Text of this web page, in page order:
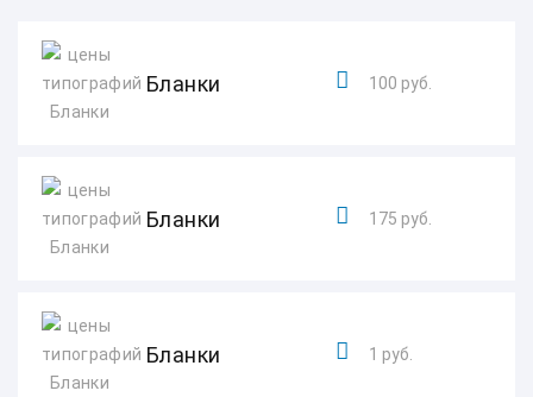
Бланки 100 руб.
Бланки 175 руб.
Бланки 1 руб.